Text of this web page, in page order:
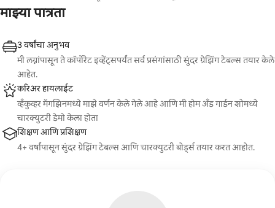
माझ्या पात्रता
3 वर्षांचा अनुभव
मी लग्नांपासून ते कॉर्पोरेट इव्हेंट्सपर्यंत सर्व प्रसंगांसाठी सुंदर ग्रेझिंग टेबल्स तयार केले
आहेत.
करिअर हायलाईट
व्हँकुव्हर मॅगझिनमध्ये माझे वर्णन केले गेले आहे आणि मी होम अँड गार्डन शोमध्ये
चारक्युटरी डेमो केला होता
शिक्षण आणि प्रशिक्षण
4+ वर्षांपासून सुंदर ग्रेझिंग टेबल्स आणि चारक्युटरी बोर्ड्स तयार करत आहोत.